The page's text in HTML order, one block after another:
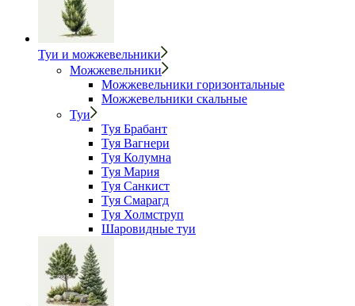
Туи и можжевельники
Можжевельники
Можжевельники горизонтальные
Можжевельники скальные
Туи
Туя Брабант
Туя Вагнери
Туя Колумна
Туя Мария
Туя Санкист
Туя Смарагд
Туя Холмструп
Шаровидные туи